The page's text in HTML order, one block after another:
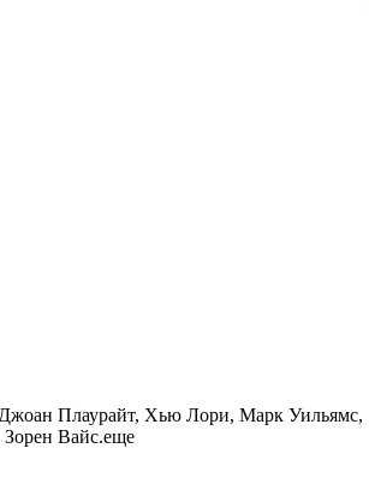
Плаурайт, Хью Лори, Марк Уильямс,
Вайс.еще